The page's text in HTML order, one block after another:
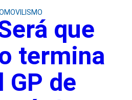
que
termina
GP de